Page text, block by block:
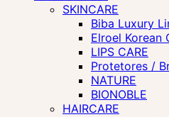
SKINCARE
Biba Luxury
Elroel Korean
LIPS CARE
Protetores /
NATURE
BIONOBLE
HAIRCARE